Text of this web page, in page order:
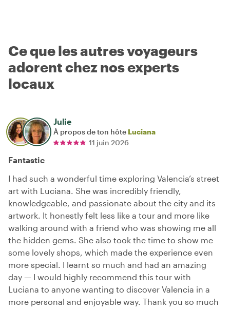
Ce que les autres voyageurs
adorent chez nos experts
locaux
Julie
À propos de ton hôte Luciana
11 juin 2026
Fantastic
I had such a wonderful time exploring Valencia’s street
art with Luciana. She was incredibly friendly,
knowledgeable, and passionate about the city and its
artwork. It honestly felt less like a tour and more like
walking around with a friend who was showing me all
the hidden gems. She also took the time to show me
some lovely shops, which made the experience even
more special. I learnt so much and had an amazing
day — I would highly recommend this tour with
Luciana to anyone wanting to discover Valencia in a
more personal and enjoyable way. Thank you so much